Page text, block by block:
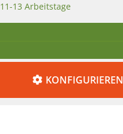
11-13 Arbeitstage
KONFIGURIEREN